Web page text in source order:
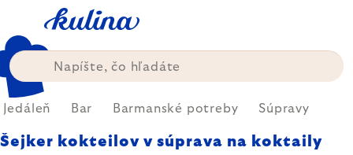
obsah
Jedáleň Bar Barmanské potreby Súpravy
Šejker kokteilov v súprava na koktaily